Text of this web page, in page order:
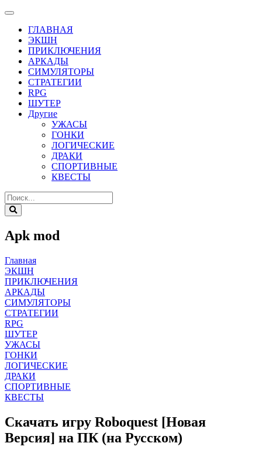
ГЛАВНАЯ
ЭКШН
ПРИКЛЮЧЕНИЯ
АРКАДЫ
СИМУЛЯТОРЫ
СТРАТЕГИИ
RPG
ШУТЕР
Другие
УЖАСЫ
ГОНКИ
ЛОГИЧЕСКИЕ
ДРАКИ
СПОРТИВНЫЕ
КВЕСТЫ
Apk mod
Главная
ЭКШН
ПРИКЛЮЧЕНИЯ
АРКАДЫ
СИМУЛЯТОРЫ
СТРАТЕГИИ
RPG
ШУТЕР
УЖАСЫ
ГОНКИ
ЛОГИЧЕСКИЕ
ДРАКИ
СПОРТИВНЫЕ
КВЕСТЫ
Скачать игру Roboquest [Новая
Версия] на ПК (на Русском)